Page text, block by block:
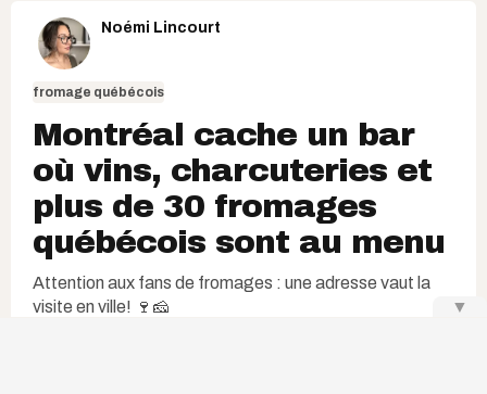
Noémi Lincourt
fromage québécois
Montréal cache un bar
où vins, charcuteries et
plus de 30 fromages
québécois sont au menu
Attention aux fans de fromages : une adresse vaut la
visite en ville! 🍷🧀
▼